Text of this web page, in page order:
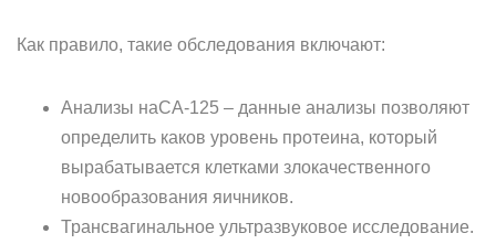
Как правило, такие обследования включают:
Анализы наСА-125 – данные анализы позволяют
определить каков уровень протеина, который
вырабатывается клетками злокачественного
новообразования яичников.
Трансвагинальное ультразвуковое исследование.